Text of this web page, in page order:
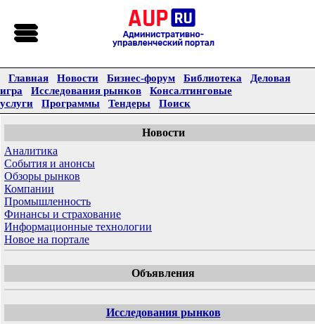
Главная Новости Бизнес-форум Библиотека
Деловая
игра
Исследования рынков
Консалтинговые
услуги
Программы Тендеры Поиск
Новости
Аналитика
События и анонсы
Обзоры рынков
Компании
Промышленность
Финансы и страхование
Информационные технологии
Новое на портале
Объявления
Исследования рынков